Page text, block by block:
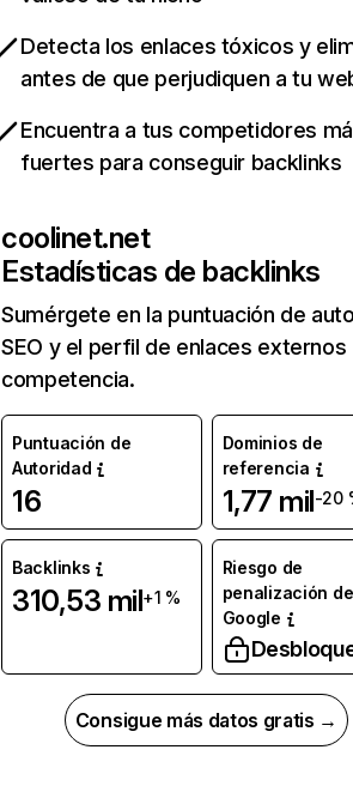
Detecta los enlaces tóxicos y
antes de que perjudiquen a tu
Encuentra a tus competidores
fuertes para conseguir backlinks
coolinet.net
Estadísticas de backlinks
Sumérgete en la puntuación de
SEO y el perfil de enlaces externos
competencia.
Puntuación de
Autoridad
16
Dominios de
referencia
1,77 mil-20
Backlinks
310,53 mil+1 %
Riesgo de
penalización de
Google
Consigue más datos gratis →